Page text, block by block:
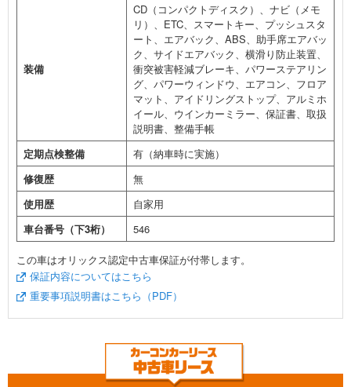
装備
CD（コンパクトディスク）、ナビ（メモ
リ）、ETC、スマートキー、プッシュスタ
ート、エアバック、ABS、助手席エアバッ
ク、サイドエアバック、横滑り防止装置、
衝突被害軽減ブレーキ、パワーステアリン
グ、パワーウィンドウ、エアコン、フロア
マット、アイドリングストップ、アルミホ
イール、ウインカーミラー、保証書、取扱
説明書、整備手帳
定期点検整備
有（納車時に実施）
修復歴
無
使用歴
自家用
車台番号（下3桁）
546
この車はオリックス認定中古車保証が付帯します。
保証内容についてはこちら
重要事項説明書はこちら（PDF）